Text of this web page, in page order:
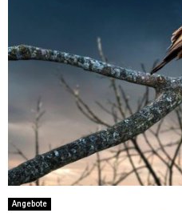
Angebote